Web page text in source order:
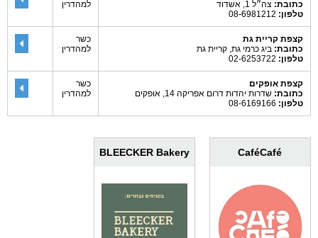
כתובת: צה״ל 1, אשדוד
טלפון:
למהדרין
קצפת קריית גת
כתובת: ביג כרמי גת, קריית גת
טלפון:
כשר
למהדרין
קצפת אופקים
כתובת: שדרות יהדות דרום אפריקה 14, אופקים
טלפון:
כשר
למהדרין
CaféCafé
BLEECKER Bakery